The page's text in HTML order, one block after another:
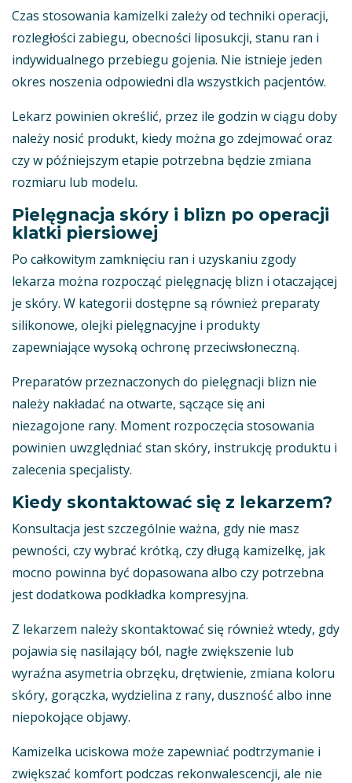
Czas stosowania kamizelki zależy od techniki operacji,
rozległości zabiegu, obecności liposukcji, stanu ran i
indywidualnego przebiegu gojenia. Nie istnieje jeden
okres noszenia odpowiedni dla wszystkich pacjentów.
Lekarz powinien określić, przez ile godzin w ciągu doby
należy nosić produkt, kiedy można go zdejmować oraz
czy w późniejszym etapie potrzebna będzie zmiana
rozmiaru lub modelu.
Pielęgnacja skóry i blizn po operacji
klatki piersiowej
Po całkowitym zamknięciu ran i uzyskaniu zgody
lekarza można rozpocząć pielęgnację blizn i otaczającej
je skóry. W kategorii dostępne są również preparaty
silikonowe, olejki pielęgnacyjne i produkty
zapewniające wysoką ochronę przeciwsłoneczną.
Preparatów przeznaczonych do pielęgnacji blizn nie
należy nakładać na otwarte, sączące się ani
niezagojone rany. Moment rozpoczęcia stosowania
powinien uwzględniać stan skóry, instrukcję produktu i
zalecenia specjalisty.
Kiedy skontaktować się z lekarzem?
Konsultacja jest szczególnie ważna, gdy nie masz
pewności, czy wybrać krótką, czy długą kamizelkę, jak
mocno powinna być dopasowana albo czy potrzebna
jest dodatkowa podkładka kompresyjna.
Z lekarzem należy skontaktować się również wtedy, gdy
pojawia się nasilający ból, nagłe zwiększenie lub
wyraźna asymetria obrzęku, drętwienie, zmiana koloru
skóry, gorączka, wydzielina z rany, duszność albo inne
niepokojące objawy.
Kamizelka uciskowa może zapewniać podtrzymanie i
zwiększać komfort podczas rekonwalescencji, ale nie